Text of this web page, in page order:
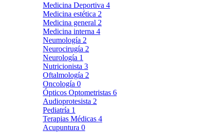
Medicina Deportiva 4
Medicina estética 2
Medicina general 2
Medicina interna 4
Neumología 2
Neurocirugía 2
Neurología 1
Nutricionista 3
Oftalmología 2
Oncología 0
Ópticos Optometristas 6
Audioprotesista 2
Pediatría 1
Terapias Médicas 4
Acupuntura 0